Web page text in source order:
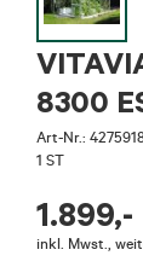
8300
Art-Nr.:
1 ST
1.899,-
inkl. Mwst.